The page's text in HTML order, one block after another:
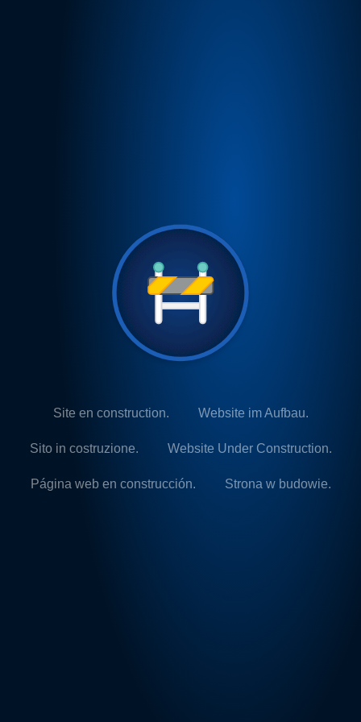
Site en construction. Website im Aufbau.
Sito in costruzione. Website Under Construction.
Página web en construcción. Strona w budowie.